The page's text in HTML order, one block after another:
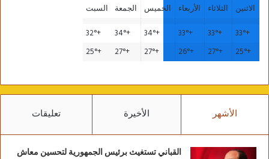
الاثنين
الثلاثاء الأربعاء الخميس الجمعة
السبت
+
33°
+
33°
+
33°
+
34°
+
34°
+
32°
+
25°
+
27°
+
26°
+
27°
+
27°
+
25°
الأشهر الأخيرة تعليقات
القباني تستغيث برئيس الجمهورية لتحسين معاش